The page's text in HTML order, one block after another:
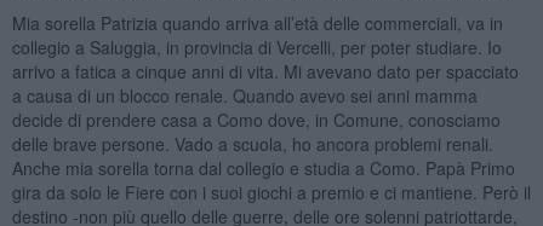
Mia sorella Patrizia quando arriva all’età delle commerciali, va in
collegio a Saluggia, in provincia di Vercelli, per poter studiare. Io
arrivo a fatica a cinque anni di vita. Mi avevano dato per spacciato
a causa di un blocco renale. Quando avevo sei anni mamma
decide di prendere casa a Como dove, in Comune, conosciamo
delle brave persone. Vado a scuola, ho ancora problemi renali.
Anche mia sorella torna dal collegio e studia a Como. Papà Primo
gira da solo le Fiere con i suoi giochi a premio e ci mantiene. Però il
destino -non più quello delle guerre, delle ore solenni patriottarde,